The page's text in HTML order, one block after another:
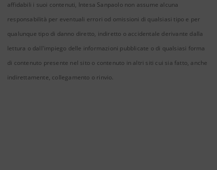
affidabili i suoi contenuti, Intesa Sanpaolo non assume alcuna
responsabilità per eventuali errori od omissioni di qualsiasi tipo e per
qualunque tipo di danno diretto, indiretto o accidentale derivante dalla
lettura o dall'impiego delle informazioni pubblicate o di qualsiasi forma
di contenuto presente nel sito o contenuto in altri siti cui sia fatto, anche
indirettamente, collegamento o rinvio.